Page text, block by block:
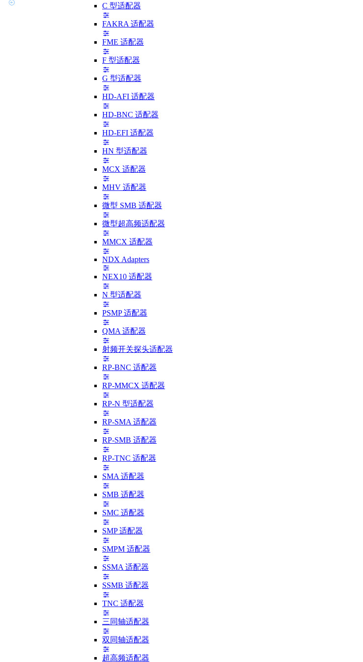
C 型适配器
FAKRA 适配器
FME 适配器
F 型适配器
G 型适配器
HD-AFI 适配器
HD-BNC 适配器
HD-EFI 适配器
HN 型适配器
MCX 适配器
MHV 适配器
微型 SMB 适配器
微型超高频适配器
MMCX 适配器
NDX Adapters
NEX10 适配器
N 型适配器
PSMP 适配器
QMA 适配器
射频开关探头适配器
RP-BNC 适配器
RP-MMCX 适配器
RP-N 型适配器
RP-SMA 适配器
RP-SMB 适配器
RP-TNC 适配器
SMA 适配器
SMB 适配器
SMC 适配器
SMP 适配器
SMPM 适配器
SSMA 适配器
SSMB 适配器
TNC 适配器
三同轴适配器
双同轴适配器
超高频适配器